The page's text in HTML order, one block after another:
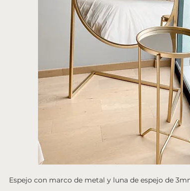
Espejo con marco de metal y luna de espejo de